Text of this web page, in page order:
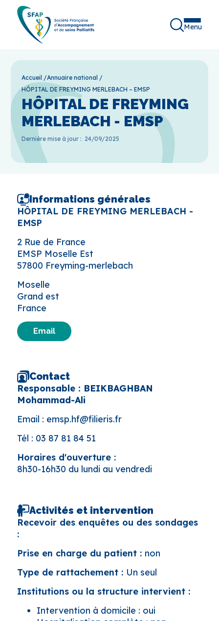
Menu
Accueil /Annuaire national /
HÔPITAL DE FREYMING MERLEBACH – EMSP
HÔPITAL DE FREYMING
MERLEBACH - EMSP
Dernière mise à jour : 24/09/2025
Informations générales
HÔPITAL DE FREYMING MERLEBACH -
EMSP
2 Rue de France
EMSP Moselle Est
57800 Freyming-merlebach
Moselle
Grand est
France
Email
Contact
Responsable : BEIKBAGHBAN
Mohammad-Ali
Email : emsp.hf@filieris.fr
Tél : 03 87 81 84 51
Horaires d'ouverture :
8h30-16h30 du lundi au vendredi
Activités et intervention
Recevoir des enquêtes ou des sondages
:
Prise en charge du patient : non
Type de rattachement : Un seul
Institutions ou la structure intervient :
Intervention à domicile : oui